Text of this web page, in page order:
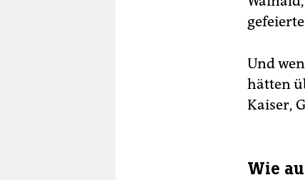
Und
hätten
Kaiser,
Wie